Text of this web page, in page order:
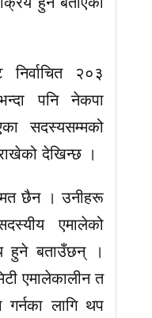
निर्वाचित २०३
पनि नेकपा
सदस्यसम्मको
देखिन्छ ।
छैन । उनीहरू
एमालेको
हुने बताउँछन् ।
एमालेकालीन त
लागि थप